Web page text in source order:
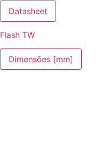
Datasheet
Flash TW
Dimensões [mm]